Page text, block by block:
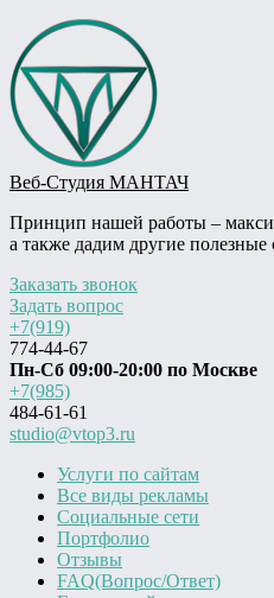
Веб-Студия МАНТАЧ
Принцип нашей работы –
а также дадим другие полезные
Заказать звонок
Задать вопрос
+7(919)
774-44-67
Пн-Сб 09:00-20:00 по Москве
+7(985)
484-61-61
studio@vtop3.ru
Услуги по сайтам
Все виды рекламы
Социальные сети
Портфолио
Отзывы
FAQ(Вопрос/Ответ)